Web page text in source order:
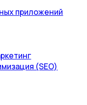
приложений
(SEO)